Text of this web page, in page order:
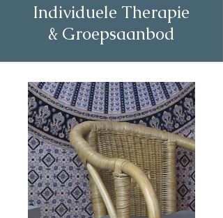
Individuele Therapie
& Groepsaanbod